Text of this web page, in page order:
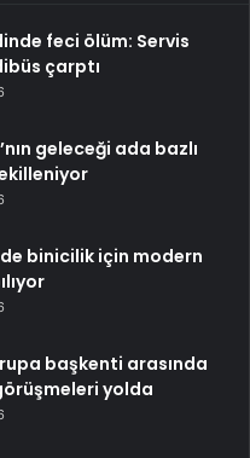
feci ölüm: Servis
çarptı
geleceği ada bazlı
binicilik için modern
başkenti arasında
yolda